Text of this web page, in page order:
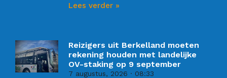
Lees verder »
Reizigers uit Berkelland moeten
rekening houden met landelijke
OV-staking op 9 september
7 augustus, 2026 08:33